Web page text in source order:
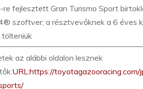
fejlesztett Gran Turismo Sport
szoftver; a résztvevőknek a 6 éves
tölteniük
az alábbi oldalon lesznek
URL:https://toyotagazooracing.com/